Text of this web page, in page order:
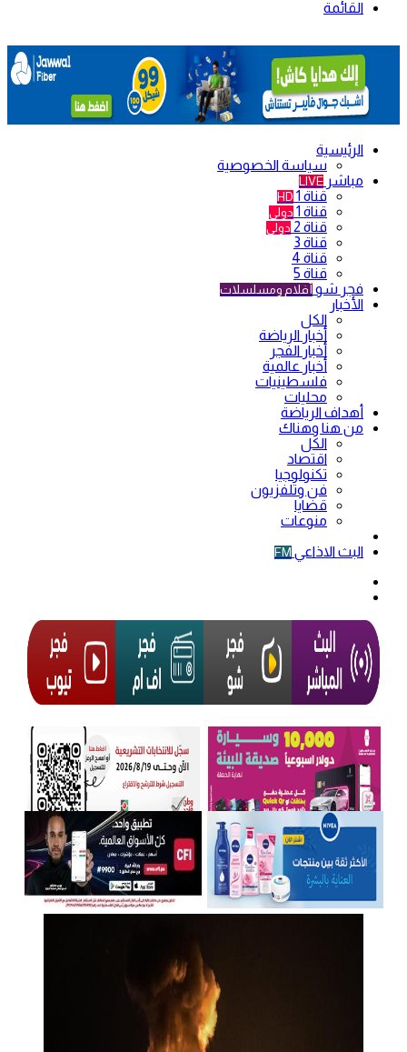
القائمة
الرئيسية
سياسة الخصوصية
مباشر LIVE
قناة 1 HD
قناة 1 دولي
قناة 2 دولي
قناة 3
قناة 4
قناة 5
فجر شو أفلام ومسلسلات
الأخبار
الكل
أخبار الرياضة
أخبار الفجر
أخبار عالمية
فلسطينيات
محليات
أهداف الرياضة
من هنا وهناك
الكل
اقتصاد
تكنولوجيا
فن وتلفزيون
قضايا
منوعات
البث الاذاعي FM